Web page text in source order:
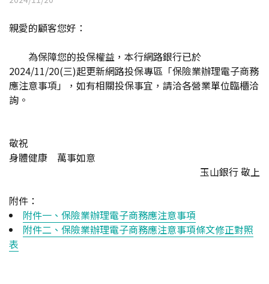
親愛的顧客您好：
為保障您的投保權益，本行網路銀行已於
2024/11/20(三)起更新網路投保專區「保險業辦理電子商務
應注意事項」，如有相關投保事宜，請洽各營業單位臨櫃洽
詢。
敬祝
身體健康 萬事如意
玉山銀行 敬上
附件：
附件一、保險業辦理電子商務應注意事項
附件二、保險業辦理電子商務應注意事項條文修正對照
表